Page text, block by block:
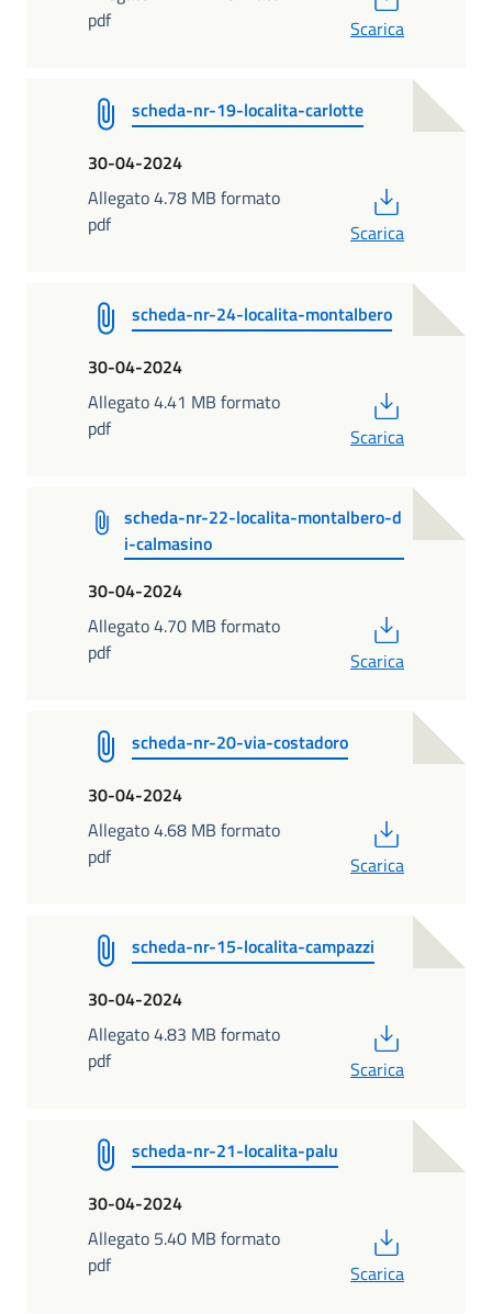
pdf
Scarica
scheda-nr-19-localita-carlotte
30-04-2024
Allegato 4.78 MB formato
pdf
Scarica
scheda-nr-24-localita-montalbero
30-04-2024
Allegato 4.41 MB formato
pdf
Scarica
scheda-nr-22-localita-montalbero-d
i-calmasino
30-04-2024
Allegato 4.70 MB formato
pdf
Scarica
scheda-nr-20-via-costadoro
30-04-2024
Allegato 4.68 MB formato
pdf
Scarica
scheda-nr-15-localita-campazzi
30-04-2024
Allegato 4.83 MB formato
pdf
Scarica
scheda-nr-21-localita-palu
30-04-2024
Allegato 5.40 MB formato
pdf
Scarica